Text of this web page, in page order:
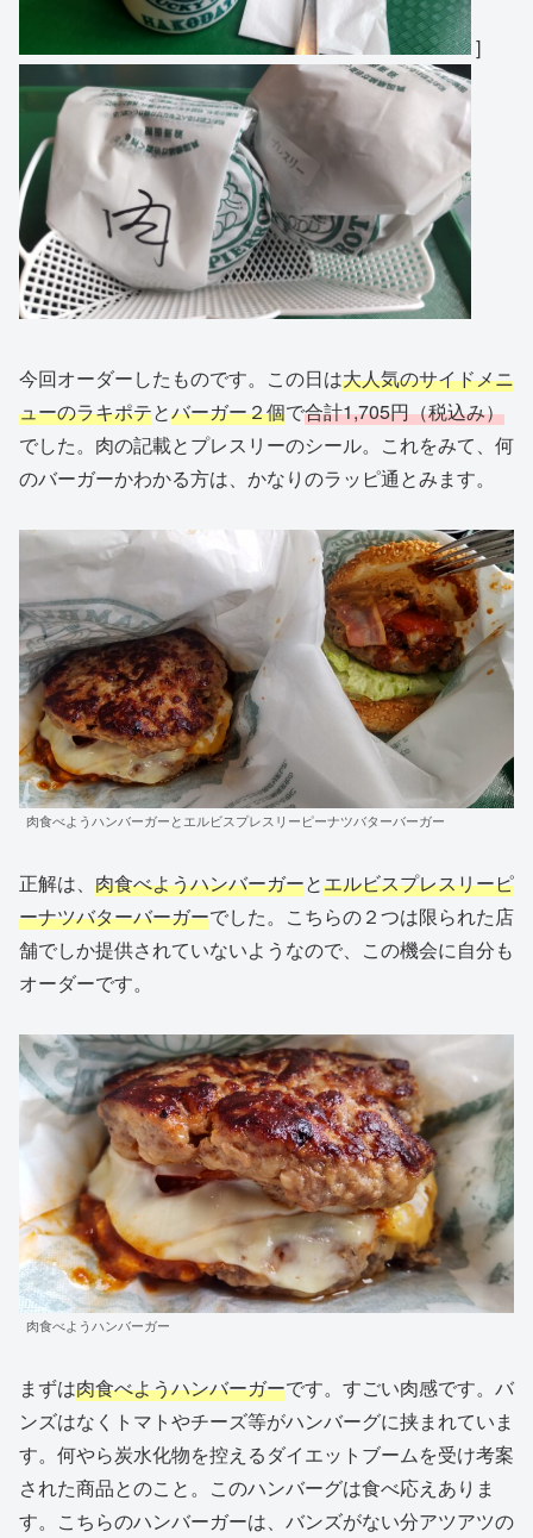
]
今回オーダーしたものです。この日は大人気のサイドメニ
ューのラキポテとバーガー２個で合計1,705円（税込み）
でした。肉の記載とプレスリーのシール。これをみて、何
のバーガーかわかる方は、かなりのラッピ通とみます。
肉食べようハンバーガーとエルビスプレスリーピーナツバターバーガー
正解は、 肉食べようハンバーガーとエルビスプレスリーピ
ーナツバターバーガーでした。こちらの２つは限られた店
舗でしか提供されていないようなので、この機会に自分も
オーダーです。
肉食べようハンバーガー
まずは肉食べようハンバーガーです。すごい肉感です。バ
ンズはなくトマトやチーズ等がハンバーグに挟まれていま
す。何やら炭水化物を控えるダイエットブームを受け考案
された商品とのこと。このハンバーグは食べ応えありま
す。こちらのハンバーガーは、バンズがない分アツアツの